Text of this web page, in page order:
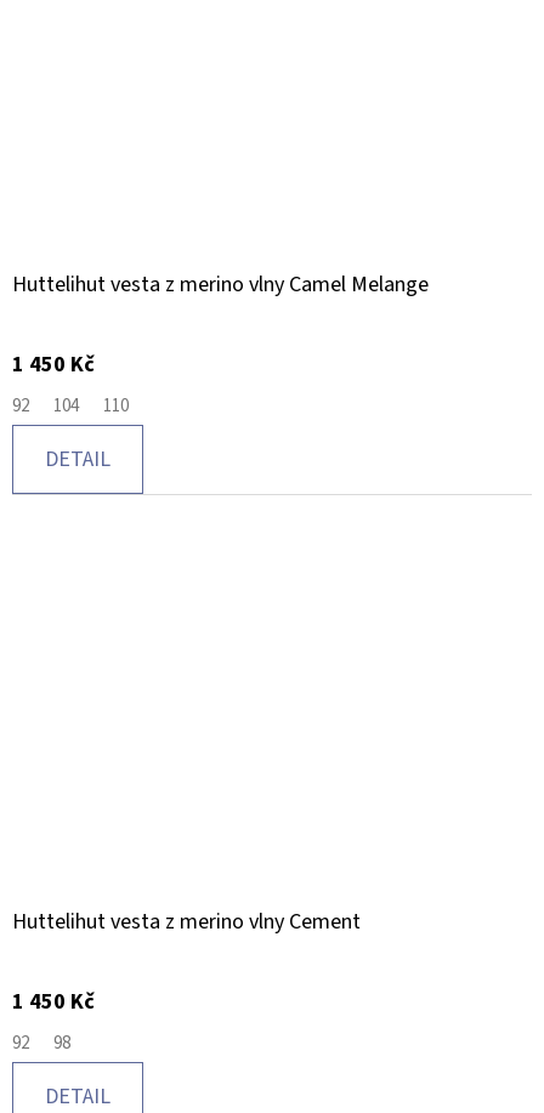
Huttelihut vesta z merino vlny Camel Melange
1 450 Kč
92 104 110
DETAIL
Huttelihut vesta z merino vlny Cement
1 450 Kč
92 98
DETAIL